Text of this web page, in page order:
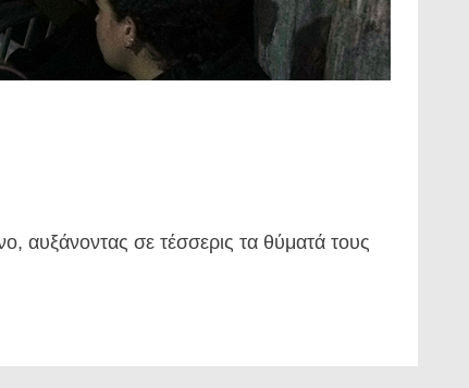
αυξάνοντας σε τέσσερις τα θύματά τους